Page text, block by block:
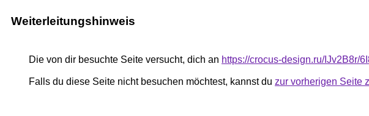
Weiterleitungshinweis
Die von dir besuchte Seite versucht, dich an https://crocus-design.ru/IJv2B8r/
Falls du diese Seite nicht besuchen möchtest, kannst du zur vorherigen Seite